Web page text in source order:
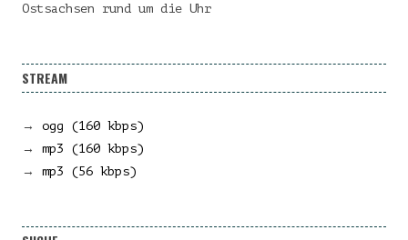
Ostsachsen rund um die Uhr
STREAM
→ ogg (160 kbps)
→ mp3 (160 kbps)
→ mp3 (56 kbps)